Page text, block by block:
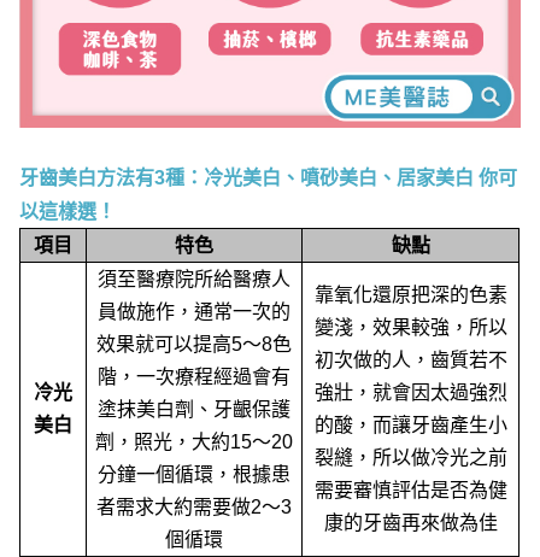
牙齒美白方法有3種：冷光美白、噴砂美白、居家美白 你可
以這樣選！
項目
特色 缺點
冷光
美白
須至醫療院所給醫療人
員做施作，通常一次的
效果就可以提高5～8色
階，一次療程經過會有
塗抹美白劑、牙齦保護
劑，照光，大約15～20
分鐘一個循環，根據患
者需求大約需要做2～3
個循環
靠氧化還原把深的色素
變淺，效果較強，所以
初次做的人，齒質若不
強壯，就會因太過強烈
的酸，而讓牙齒產生小
裂縫，所以做冷光之前
需要審慎評估是否為健
康的牙齒再來做為佳